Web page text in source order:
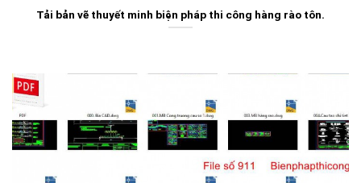
Tải bản vẽ thuyết minh biện pháp thi công hàng rào tôn.